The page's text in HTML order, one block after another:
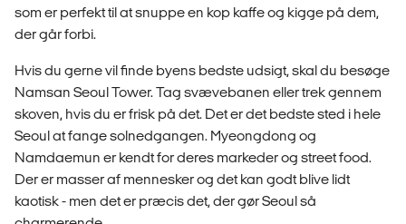
som er perfekt til at snuppe en kop kaffe og kigge på dem,
der går forbi.
Hvis du gerne vil finde byens bedste udsigt, skal du besøge
Namsan Seoul Tower. Tag svævebanen eller trek gennem
skoven, hvis du er frisk på det. Det er det bedste sted i hele
Seoul at fange solnedgangen. Myeongdong og
Namdaemun er kendt for deres markeder og street food.
Der er masser af mennesker og det kan godt blive lidt
kaotisk - men det er præcis det, der gør Seoul så